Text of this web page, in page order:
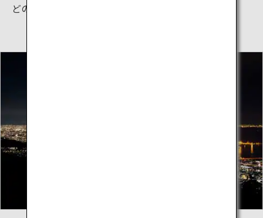
どの楽しい体験教室も開催されています。